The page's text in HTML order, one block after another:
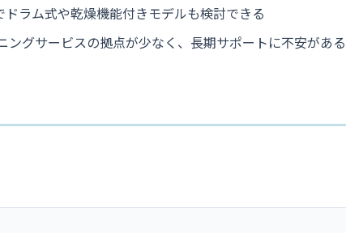
ラム式や乾燥機能付きモデルも検討できる
グサービスの拠点が少なく、長期サポートに不安がある